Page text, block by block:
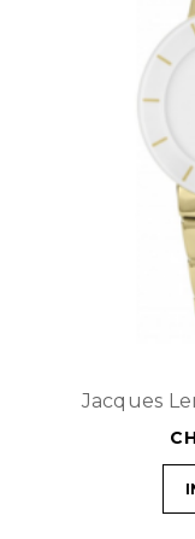
Jacques